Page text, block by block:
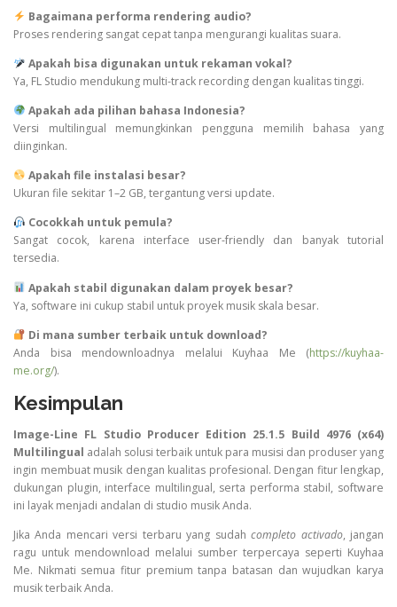
Bagaimana performa rendering audio?
Proses rendering sangat cepat tanpa mengurangi kualitas suara.
Apakah bisa digunakan untuk rekaman vokal?
Ya, FL Studio mendukung multi-track recording dengan kualitas tinggi.
Apakah ada pilihan bahasa Indonesia?
Versi multilingual memungkinkan pengguna memilih bahasa yang
diinginkan.
Apakah file instalasi besar?
Ukuran file sekitar 1–2 GB, tergantung versi update.
Cocokkah untuk pemula?
Sangat cocok, karena interface user-friendly dan banyak tutorial
tersedia.
Apakah stabil digunakan dalam proyek besar?
Ya, software ini cukup stabil untuk proyek musik skala besar.
Di mana sumber terbaik untuk download?
Anda bisa mendownloadnya melalui Kuyhaa Me (https://kuyhaa-
me.org/).
Kesimpulan
Image-Line FL Studio Producer Edition 25.1.5 Build 4976 (x64)
Multilingual adalah solusi terbaik untuk para musisi dan produser yang
ingin membuat musik dengan kualitas profesional. Dengan fitur lengkap,
dukungan plugin, interface multilingual, serta performa stabil, software
ini layak menjadi andalan di studio musik Anda.
Jika Anda mencari versi terbaru yang sudahcompleto activado, jangan
ragu untuk mendownload melalui sumber terpercaya seperti Kuyhaa
Me. Nikmati semua fitur premium tanpa batasan dan wujudkan karya
musik terbaik Anda.